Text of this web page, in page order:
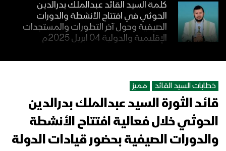
كلمة السيد القائد عبدالملك بدرالدين
الحوثي في افتتاح الأنشطة والدورات
الصيفية وحول آخر التطورات والمستجدات
الإقليمية والدولية 04 ابريل 2025م
ترسيخ الإيمان بالآخرة – القول السديد
1445هـ
خطابات السيد القائد مميز
قائد الثورة السيد عبدالملك بدرالدين
الحوثي خلال فعالية افتتاح الأنشطة
والدورات الصيفية بحضور قيادات الدولة